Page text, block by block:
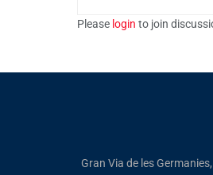
Please login to join
Gran Via de les